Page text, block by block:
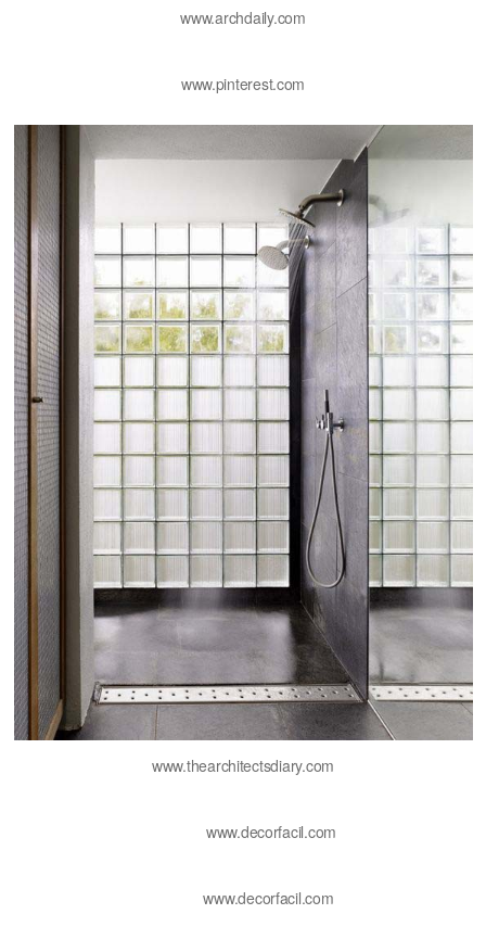
www.archdaily.com
www.pinterest.com
www.thearchitectsdiary.com
www.decorfacil.com
www.decorfacil.com